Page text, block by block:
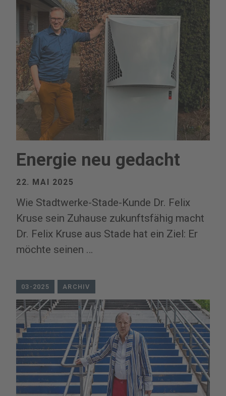
Energie neu gedacht
22. MAI 2025
Wie Stadtwerke-Stade-Kunde Dr. Felix
Kruse sein Zuhause zukunftsfähig macht
Dr. Felix Kruse aus Stade hat ein Ziel: Er
möchte seinen …
03-2025 ARCHIV